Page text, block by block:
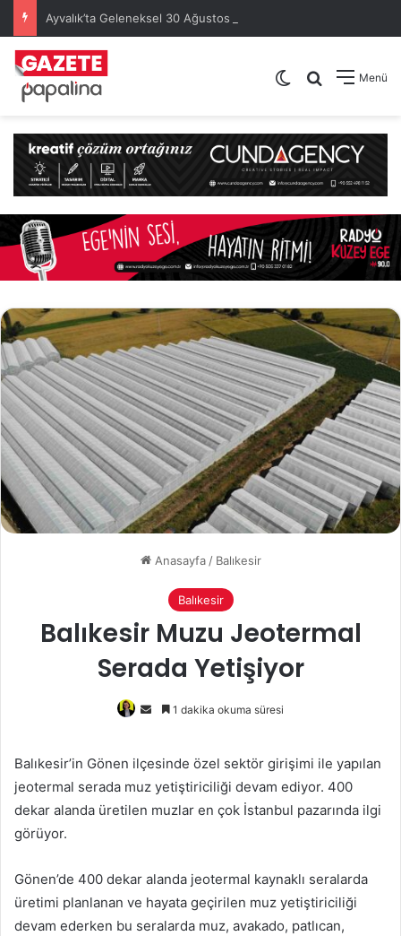
Menü
Arama yap
Dış görünümü
Anasayfa / Balıkesir
Balıkesir
Balıkesir Muzu Jeotermal
Serada Yetişiyor
Bir
göndermek
1 dakika okuma süresi
Balıkesir’in Gönen ilçesinde özel sektör girişimi ile yapılan
jeotermal serada muz yetiştiriciliği devam ediyor. 400
dekar alanda üretilen muzlar en çok İstanbul pazarında ilgi
görüyor.
Gönen’de 400 dekar alanda jeotermal kaynaklı seralarda
üretimi planlanan ve hayata geçirilen muz yetiştiriciliği
devam ederken bu seralarda muz, avakado, patlıcan,